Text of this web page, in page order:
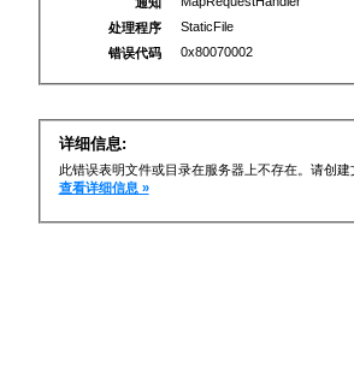
处理程序
StaticFile
错误代码
0x80070002
详细信息:
此错误表明文件或目录在服务器上不存在。请创建
查看详细信息 »